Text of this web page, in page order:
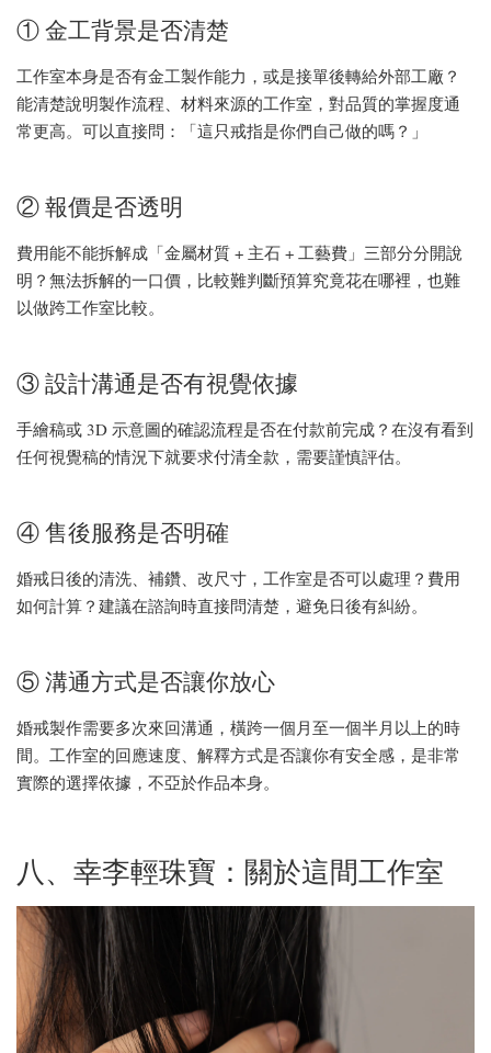
① 金工背景是否清楚
工作室本身是否有金工製作能力，或是接單後轉給外部工廠？
能清楚說明製作流程、材料來源的工作室，對品質的掌握度通
常更高。可以直接問：「這只戒指是你們自己做的嗎？」
② 報價是否透明
費用能不能拆解成「金屬材質 + 主石 + 工藝費」三部分分開說
明？無法拆解的一口價，比較難判斷預算究竟花在哪裡，也難
以做跨工作室比較。
③ 設計溝通是否有視覺依據
手繪稿或 3D 示意圖的確認流程是否在付款前完成？在沒有看到
任何視覺稿的情況下就要求付清全款，需要謹慎評估。
④ 售後服務是否明確
婚戒日後的清洗、補鑽、改尺寸，工作室是否可以處理？費用
如何計算？建議在諮詢時直接問清楚，避免日後有糾紛。
⑤ 溝通方式是否讓你放心
婚戒製作需要多次來回溝通，橫跨一個月至一個半月以上的時
間。工作室的回應速度、解釋方式是否讓你有安全感，是非常
實際的選擇依據，不亞於作品本身。
八、幸李輕珠寶：關於這間工作室